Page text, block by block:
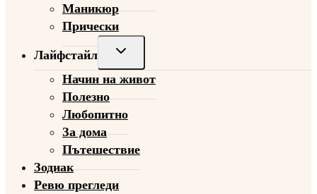
Маникюр
Прически
Лайфстайл
Toggle
menu
Начин на живот
Полезно
Любопитно
За дома
Пътешествие
Зодиак
Ревю прегледи